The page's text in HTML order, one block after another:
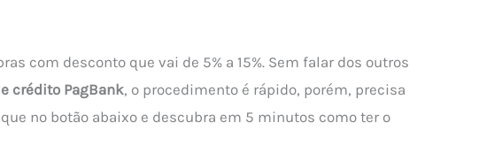
com desconto que vai de 5% a 15%. Sem falar dos outros
crédito PagBank, o procedimento é rápido, porém, precisa
no botão abaixo e descubra em 5 minutos como ter o